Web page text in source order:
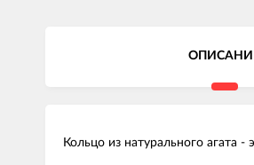
Кольцо из натурального